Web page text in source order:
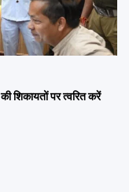
की शिकायतों पर त्वरित करें